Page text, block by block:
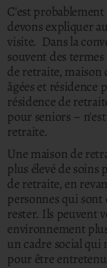
C'est
devons expliquer
visite. Dans la
souvent des
de retraite, maison
âgées et résidence
résidence de
pour seniors –
retraite.
Une maison de
plus élevé de
de retraite, en
personnes qui
rester. Ils peuvent
environnement
un cadre social qui
pour être